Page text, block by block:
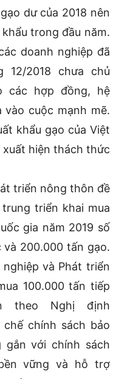
dư của 2018 nên
trong đầu năm.
doanh nghiệp đã
12/2018 chưa chủ
các hợp đồng, hệ
cuộc mạnh mẽ.
khẩu gạo của Việt
xuất hiện thách thức
triển nông thôn đề
triển khai mua
gia năm 2019 số
200.000 tấn gạo.
và Phát triển
100.000 tấn tiếp
theo Nghị định
chính sách bảo
với chính sách
vững và hỗ trợ